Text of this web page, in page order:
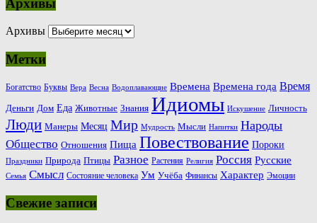
Архивы
Архивы
Метки
Богатство Буквы Вера Весна Водоплавающие Времена Времена года Время
Деньги Дом Еда Животные Знания Идиомы Искушение Личность
Люди Манеры Месяц Мир Мудрость Мысли Напитки Народы
Общество Отношения Пища Повествование Пороки
Праздники Природа Птицы Разное Растения Религия Россия Русские
Семья Смысл Состояние человека Ум Учёба Финансы Характер Эмоции
Свежие записи